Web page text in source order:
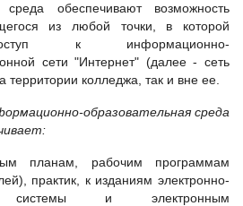
среда обеспечивают возможность
из любой точки, в которой
к информационно-
сети "Интернет" (далее - сеть
территории колледжа, так и вне ее.
образовательная среда
планам, рабочим программам
практик, к изданиям электронно-
системы и электронным